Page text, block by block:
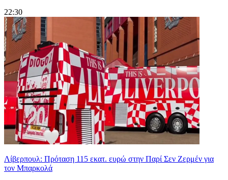
22:30
Λίβερπουλ: Πρόταση 115 εκατ. ευρώ στην Παρί Σεν Ζερμέν για
τον Μπαρκολά